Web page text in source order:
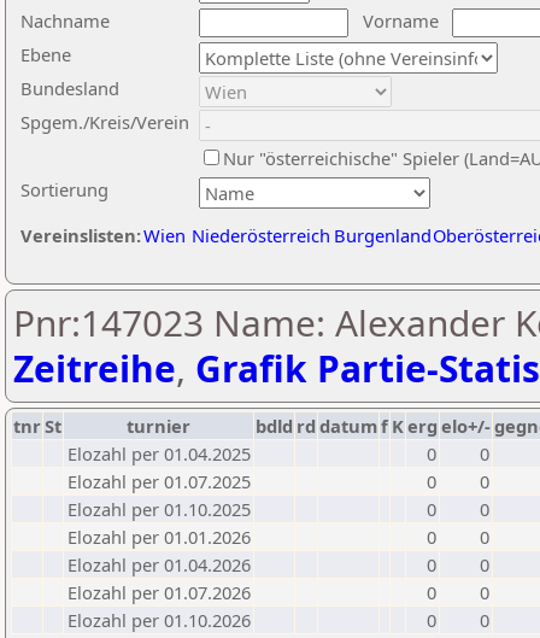
Nachname
Vorname
Ebene
Sortierung
Bundesland
Spgem./Kreis/Verein
Nur "österreichische" Spieler
Vereinslisten:Wien Niederösterreich Burgenland
Pnr:147023 Name: Alexander
Zeitreihe, Grafik Partie-
tnrSt turnier bdld rd datumf Kerg elo+/-
Elozahl per 01.04.2025
0
0
Elozahl per 01.07.2025
0
0
Elozahl per 01.10.2025
0
0
Elozahl per 01.01.2026
0
0
Elozahl per 01.04.2026
0
0
Elozahl per 01.07.2026
0
0
Elozahl per 01.10.2026
0 0